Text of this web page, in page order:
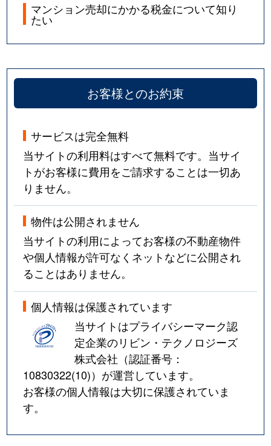
マンション売却にかかる税金について知り
たい
お客様とのお約束
サービスは完全無料
当サイトの利用料はすべて無料です。当サイ
トがお客様に費用をご請求することは一切あ
りません。
物件は公開されません
当サイトの利用によってお客様の不動産物件
や個人情報が許可なくネットなどに公開され
ることはありません。
個人情報は保護されています
当サイトはプライバシーマーク認
定企業のリビン・テクノロジーズ
株式会社（認証番号：
10830322(10)）が運営しています。
お客様の個人情報は大切に保護されていま
す。